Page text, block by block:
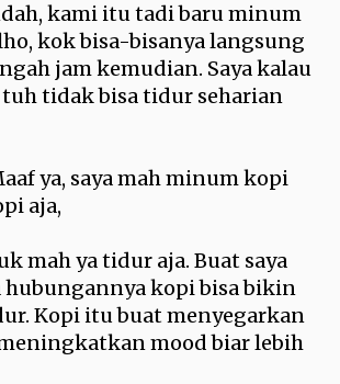
kami itu tadi baru minum
kok bisa-bisanya langsung
jam kemudian. Saya kalau
tidak bisa tidur seharian
ya, saya mah minum kopi
aja,
mah ya tidur aja. Buat saya
hubungannya kopi bisa bikin
Kopi itu buat menyegarkan
mood biar lebih